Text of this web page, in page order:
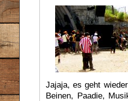
Jajaja, es geht
Beinen, Paadie,